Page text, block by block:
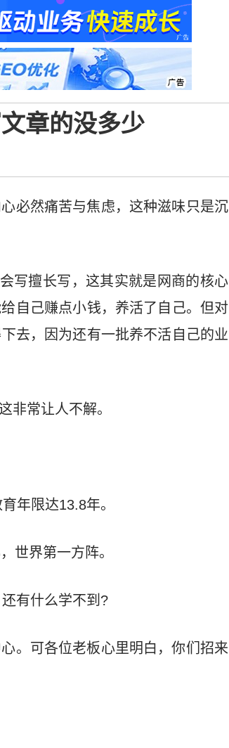
章的没多少
必然痛苦与焦虑，这种滋味只是沉
写擅长写，这其实就是网商的核心
自己赚点小钱，养活了自己。但对
去，因为还有一批养不活自己的业
非常让人不解。
年限达13.8年。
世界第一方阵。
有什么学不到?
。可各位老板心里明白，你们招来